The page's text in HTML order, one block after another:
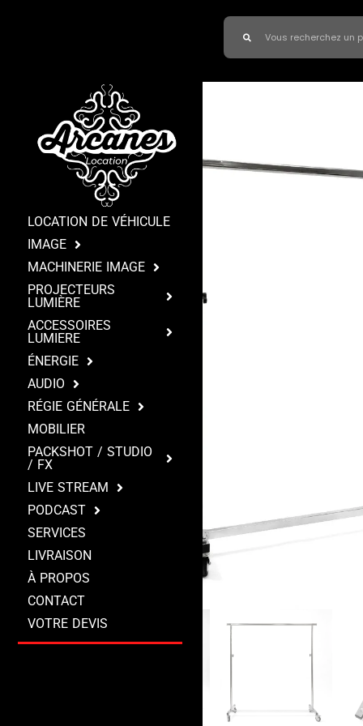
LOCATION DE VÉHICULE
IMAGE
MACHINERIE IMAGE
PROJECTEURS
LUMIÈRE
ACCESSOIRES
LUMIERE
ÉNERGIE
AUDIO
RÉGIE GÉNÉRALE
MOBILIER
PACKSHOT / STUDIO
/ FX
LIVE STREAM
PODCAST
SERVICES
LIVRAISON
À PROPOS
CONTACT
VOTRE DEVIS